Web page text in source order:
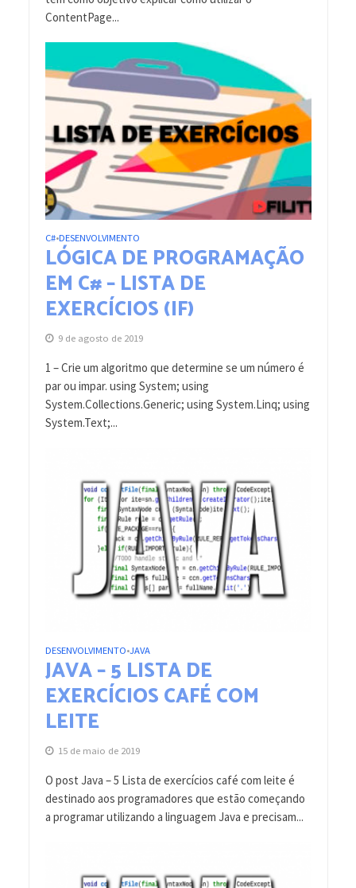
ContentPage...
C#•DESENVOLVIMENTO
LÓGICA DE PROGRAMAÇÃO
EM C# – LISTA DE
EXERCÍCIOS (IF)
9 de agosto de 2019
1 – Crie um algoritmo que determine se um número é
par ou impar. using System; using
System.Collections.Generic; using System.Linq; using
System.Text;...
DESENVOLVIMENTO•JAVA
JAVA – 5 LISTA DE
EXERCÍCIOS CAFÉ COM
LEITE
15 de maio de 2019
O post Java – 5 Lista de exercícios café com leite é
destinado aos programadores que estão começando
a programar utilizando a linguagem Java e precisam...